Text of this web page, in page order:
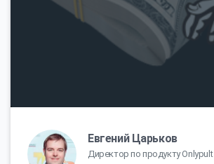
Евгений Царьков
Директор по продукту Onlypult